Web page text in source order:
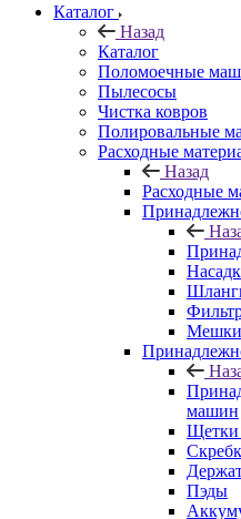
Каталог
Назад
Каталог
Поломоечные
Пылесосы
Чистка ковров
Полировальные
Расходные
Назад
Расходные
Мешки
машин
Щетки
Пэды